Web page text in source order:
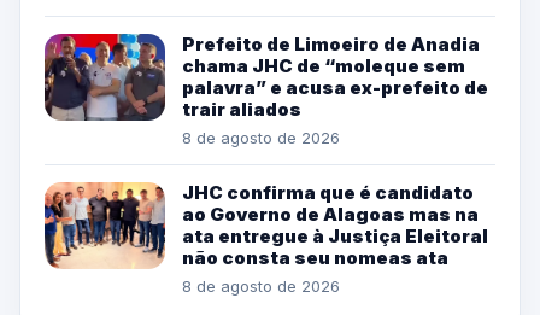
Prefeito de Limoeiro de Anadia
chama JHC de “moleque sem
palavra” e acusa ex-prefeito de
trair aliados
8 de agosto de 2026
JHC confirma que é candidato
ao Governo de Alagoas mas na
ata entregue à Justiça Eleitoral
não consta seu nomeas ata
8 de agosto de 2026